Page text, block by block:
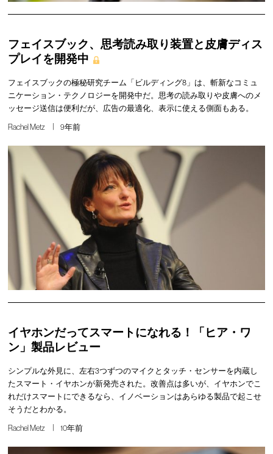
フェイスブック、思考読み取り装置と皮膚ディス
プレイを開発中
フェイスブックの極秘研究チーム「ビルディング8」は、斬新なコミュ
ニケーション・テクノロジーを開発中だ。思考の読み取りや皮膚へのメ
ッセージ送信は便利だが、広告の最適化、表示に使える側面もある。
Rachel Metz 9年前
イヤホンだってスマートになれる！「ヒア・ワ
ン」製品レビュー
シンプルな外見に、左右3つずつのマイクとタッチ・センサーを内蔵し
たスマート・イヤホンが新発売された。改善点は多いが、イヤホンでこ
れだけスマートにできるなら、イノベーションはあらゆる製品で起こせ
そうだとわかる。
Rachel Metz 10年前